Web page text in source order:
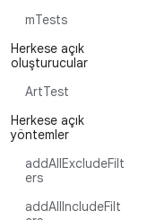
mTests
Herkese açık
oluşturucular
ArtTest
Herkese açık
yöntemler
addAllExcludeFilt
ers
addAllIncludeFilt